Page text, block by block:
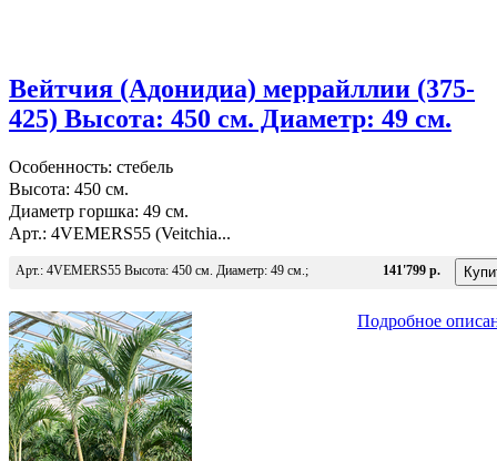
Вейтчия (Адонидиа) меррайллии (375-
425) Высота: 450 см. Диаметр: 49 см.
Особенность: стебель
Высота: 450 см.
Диаметр горшка: 49 см.
Арт.: 4VEMERS55 (Veitchia...
Арт.: 4VEMERS55 Высота: 450 см. Диаметр: 49 см.; 141'799 р.
Подробное